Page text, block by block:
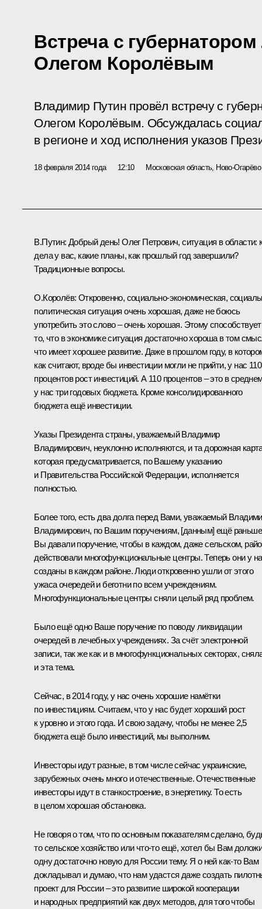
Встреча с
Олегом Королёвым
Владимир Путин провёл встречу с
Олегом Королёвым. Обсуждалась
в регионе и ход исполнения указов
18 февраля 2014 года 12:10 Московская область, Ново-Огарёво
В.Путин: Добрый день! Олег Петрович, ситуация в области:
дела у вас, какие планы, как прошлый год завершили?
Традиционные вопросы.
О.Королёв: Откровенно, социально-экономическая,
политическая ситуация очень хорошая, даже не боюсь
употребить это слово – очень хорошая. Этому способствует
то, что в экономике ситуация достаточно хороша в том
что имеет хорошее развитие. Даже в прошлом году, в
как считают, вроде бы инвестиции могли не прийти, у нас 110
процентов рост инвестиций. А 110 процентов – это в
у нас три годовых бюджета. Кроме консолидированного
бюджета ещё инвестиции.
Указы Президента страны, уважаемый Владимир
Владимирович, неуклонно исполняются, и та дорожная
которая предусматривается, по Вашему указанию
и Правительства Российской Федерации, исполняется
полностью.
Более того, есть два долга перед Вами, уважаемый
Владимирович, по Вашим поручениям, [данным] ещё
Вы давали поручение, чтобы в каждом, даже сельском,
действовали многофункциональные центры. Теперь они у
созданы в каждом районе. Люди откровенно ушли от этого
ужаса очередей и беготни по всем учреждениям.
Многофункциональные центры сняли целый ряд проблем.
Было ещё одно Ваше поручение по поводу ликвидации
очередей в лечебных учреждениях. За счёт электронной
записи, так же как и в многофункциональных секторах,
и эта тема.
Сейчас, в 2014 году, у нас очень хорошие намётки
по инвестициям. Считаем, что у нас будет хороший рост
к уровню и этого года. И свою задачу, чтобы не менее 2,5
бюджета ещё было инвестиций, мы выполним.
Инвесторы идут разные, в том числе сейчас украинские,
зарубежных очень много и отечественные. Отечественные
инвесторы идут в станкостроение, в энергетику. То есть
в целом хорошая обстановка.
Не говоря о том, что по основным показателям сделано,
то сельское хозяйство или что‑то ещё, хотел бы Вам
одну достаточно новую для России тему. Я о ней как‑то Вам
докладывал и думаю, что нам удастся даже создать
проект для России – это развитие широкой кооперации
и народных предприятий как двух методов, для того чтобы